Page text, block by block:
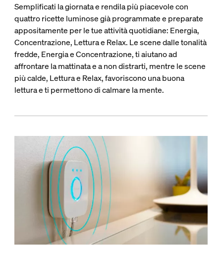
Semplificati la giornata e rendila più piacevole con
quattro ricette luminose già programmate e preparate
appositamente per le tue attività quotidiane: Energia,
Concentrazione, Lettura e Relax. Le scene dalle tonalità
fredde, Energia e Concentrazione, ti aiutano ad
affrontare la mattinata e a non distrarti, mentre le scene
più calde, Lettura e Relax, favoriscono una buona
lettura e ti permettono di calmare la mente.